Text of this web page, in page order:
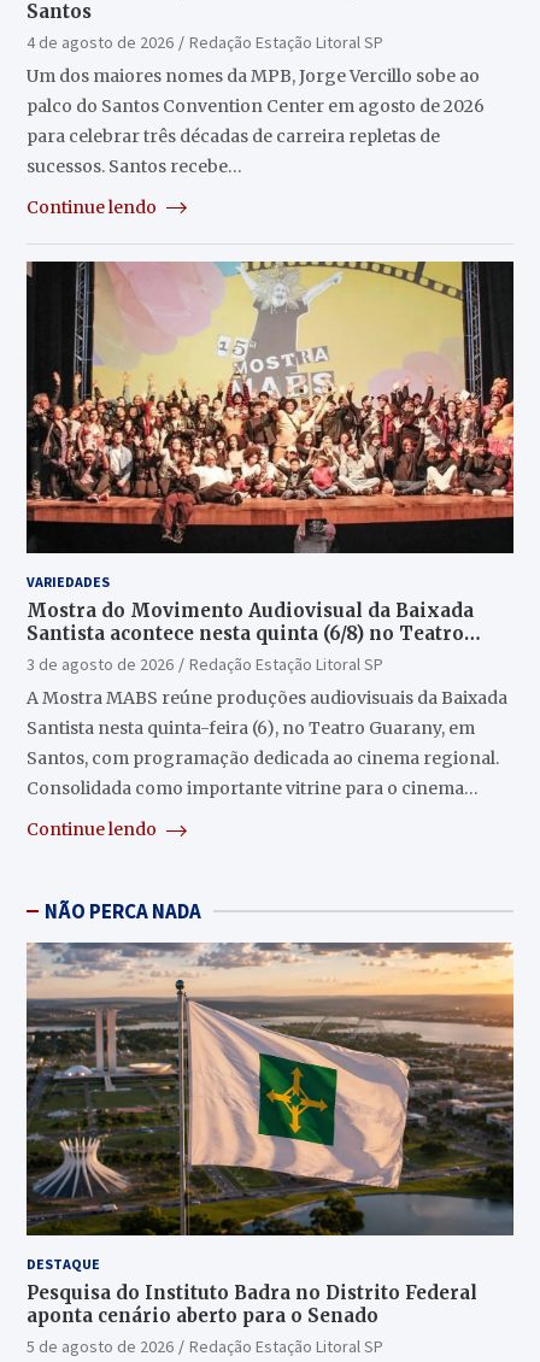
Santos
4 de agosto de 2026
Redação Estação Litoral SP
Um dos maiores nomes da MPB, Jorge Vercillo sobe ao
palco do Santos Convention Center em agosto de 2026
para celebrar três décadas de carreira repletas de
sucessos. Santos recebe…
Continue lendo
VARIEDADES
Mostra do Movimento Audiovisual da Baixada
Santista acontece nesta quinta (6/8) no Teatro
Guarany
3 de agosto de 2026
Redação Estação Litoral SP
A Mostra MABS reúne produções audiovisuais da Baixada
Santista nesta quinta-feira (6), no Teatro Guarany, em
Santos, com programação dedicada ao cinema regional.
Consolidada como importante vitrine para o cinema…
Continue lendo
NÃO PERCA NADA
DESTAQUE
Pesquisa do Instituto Badra no Distrito Federal
aponta cenário aberto para o Senado
5 de agosto de 2026 Redação Estação Litoral SP